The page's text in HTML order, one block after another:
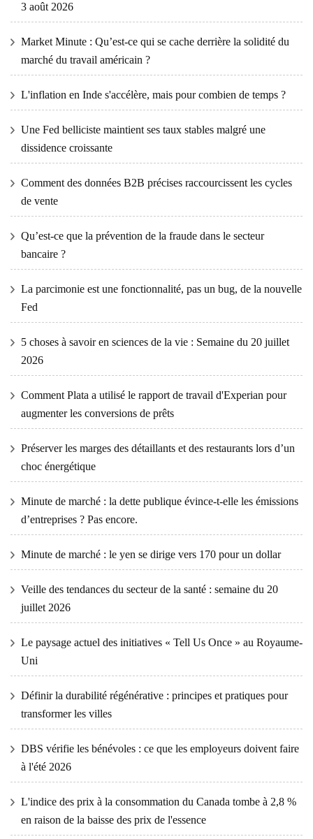
3 août 2026
Market Minute : Qu’est-ce qui se cache derrière la solidité du
marché du travail américain ?
L'inflation en Inde s'accélère, mais pour combien de temps ?
Une Fed belliciste maintient ses taux stables malgré une
dissidence croissante
Comment des données B2B précises raccourcissent les cycles
de vente
Qu’est-ce que la prévention de la fraude dans le secteur
bancaire ?
La parcimonie est une fonctionnalité, pas un bug, de la nouvelle
Fed
5 choses à savoir en sciences de la vie : Semaine du 20 juillet
2026
Comment Plata a utilisé le rapport de travail d'Experian pour
augmenter les conversions de prêts
Préserver les marges des détaillants et des restaurants lors d’un
choc énergétique
Minute de marché : la dette publique évince-t-elle les émissions
d’entreprises ? Pas encore.
Minute de marché : le yen se dirige vers 170 pour un dollar
Veille des tendances du secteur de la santé : semaine du 20
juillet 2026
Le paysage actuel des initiatives « Tell Us Once » au Royaume-
Uni
Définir la durabilité régénérative : principes et pratiques pour
transformer les villes
DBS vérifie les bénévoles : ce que les employeurs doivent faire
à l'été 2026
L'indice des prix à la consommation du Canada tombe à 2,8 %
en raison de la baisse des prix de l'essence